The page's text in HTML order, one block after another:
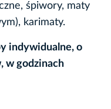
śpiwory, maty
karimaty.
indywidualne, o
w godzinach